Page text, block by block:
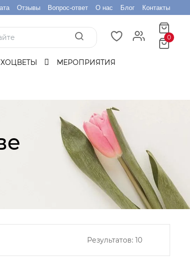
Отзывы Вопрос-ответ О нас Блог Контакты
0
МЕРОПРИЯТИЯ
Результатов: 10